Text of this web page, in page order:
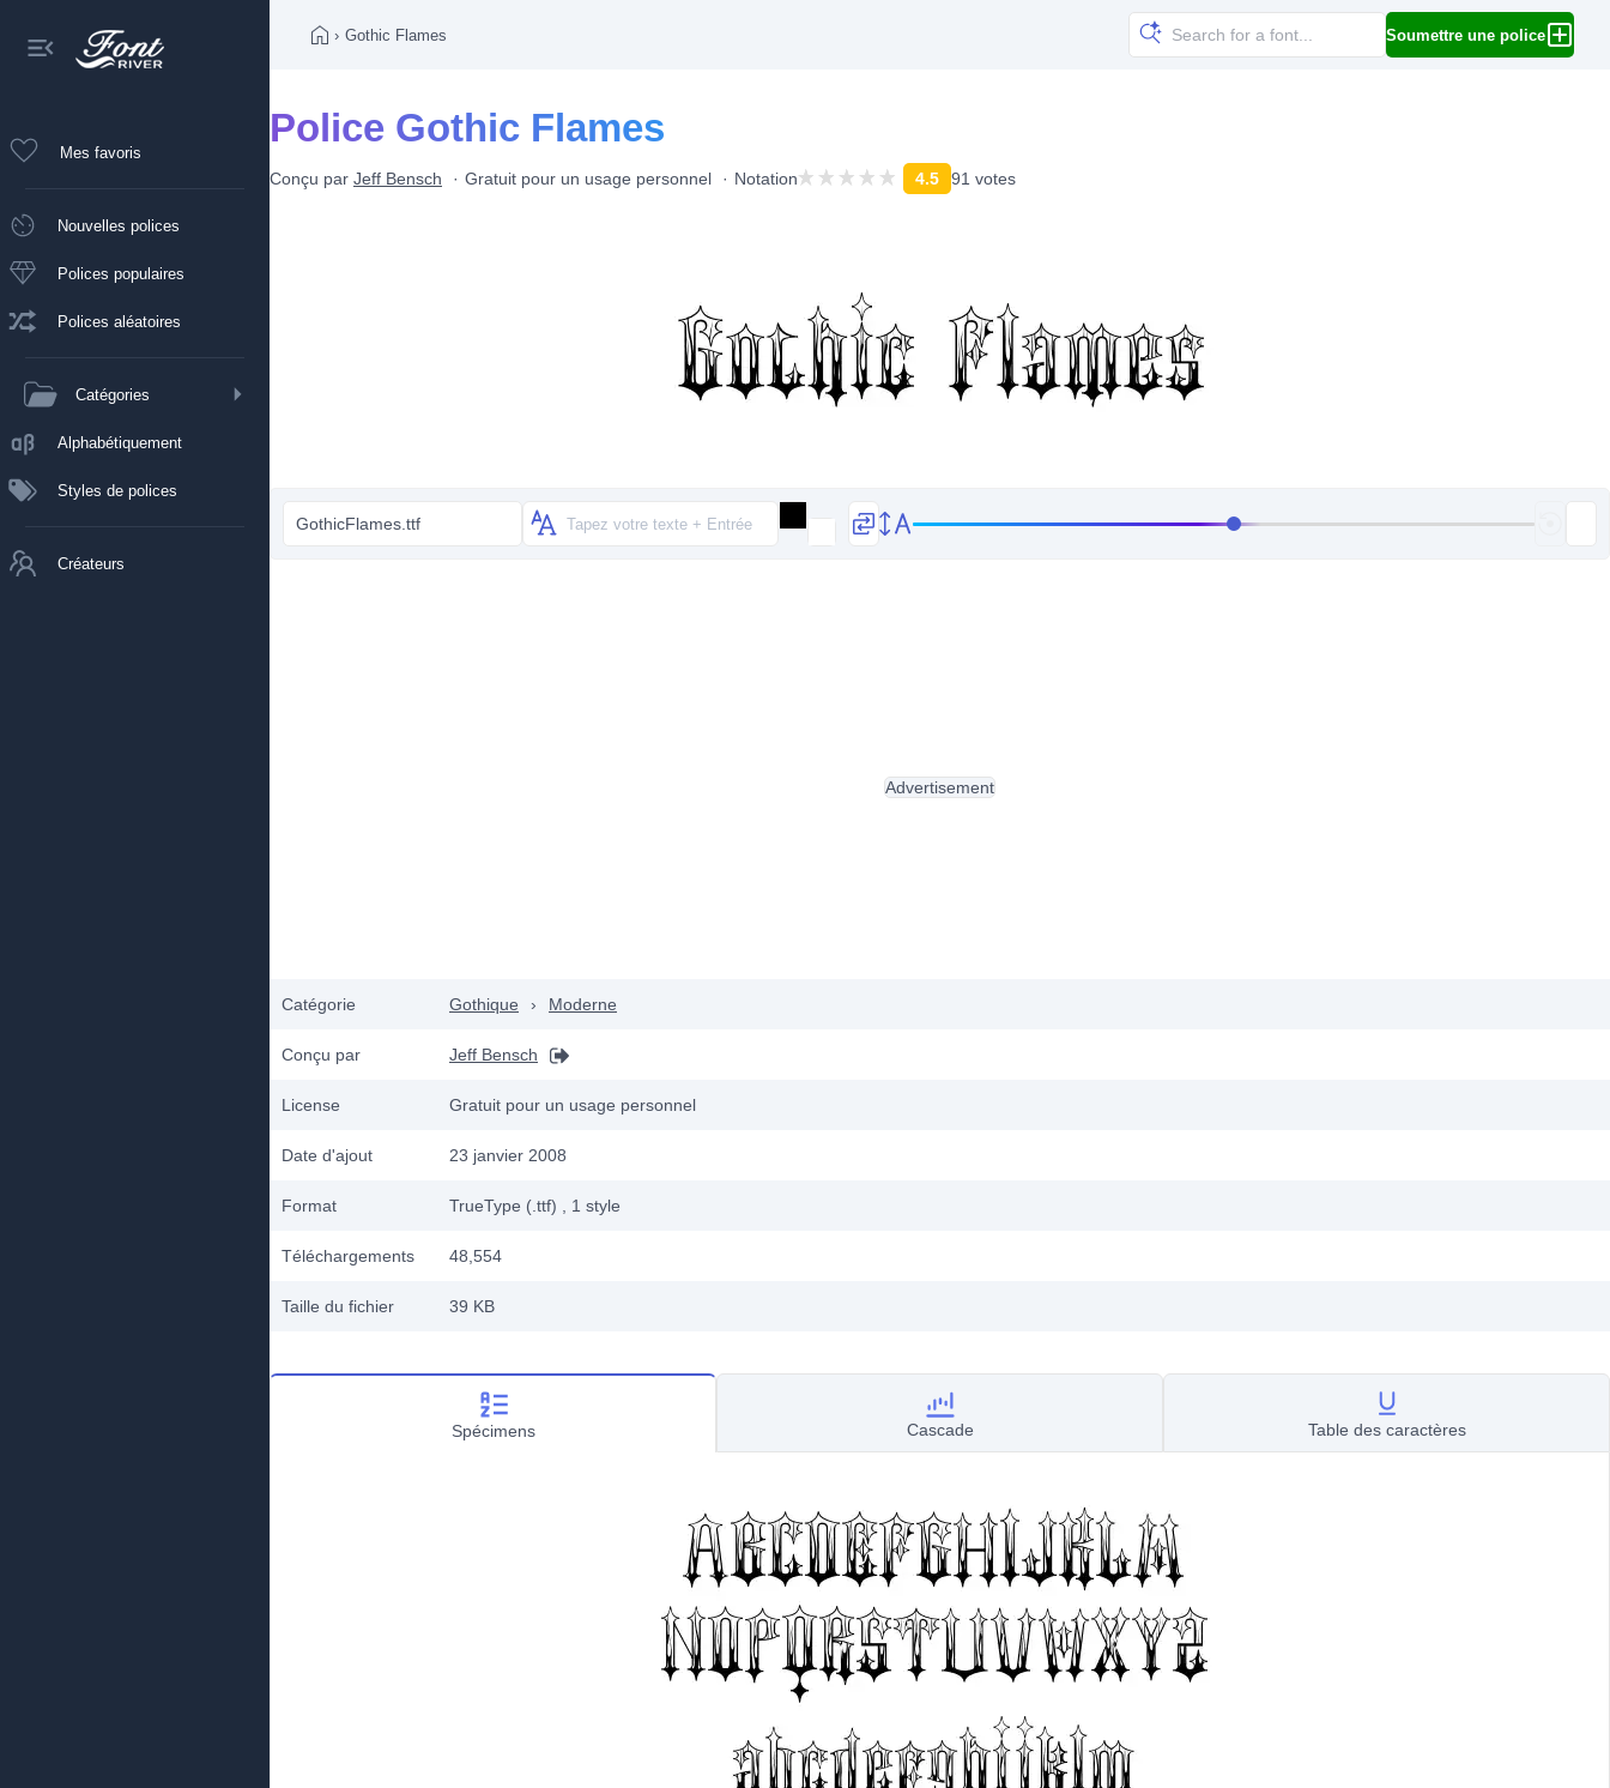
Mes favoris
Nouvelles polices
Polices populaires
Polices aléatoires
Catégories
Alphabétiquement
Styles de polices
Créateurs
› Gothic Flames Soumettre une police
Police Gothic Flames
Conçu par Jeff Bensch Gratuit pour un usage personnel Notation 4.5 91 votes
GothicFlames.ttf
Catégorie Gothique › Moderne
Conçu par Jeff Bensch
License Gratuit pour un usage personnel
Date d'ajout 23 janvier 2008
Format TrueType (.ttf) , 1 style
Téléchargements 48,554
Taille du fichier 39 KB
Advertisement
Spécimens Cascade Table des caractères